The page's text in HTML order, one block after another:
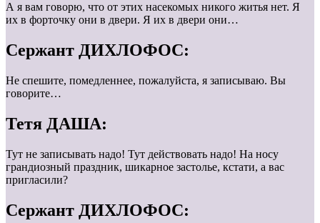
А я вам говорю, что от этих насекомых никого житья нет. Я
их в форточку они в двери. Я их в двери они…
Сержант ДИХЛОФОС:
Не спешите, помедленнее, пожалуйста, я записываю. Вы
говорите…
Тетя ДАША:
Тут не записывать надо! Тут действовать надо! На носу
грандиозный праздник, шикарное застолье, кстати, а вас
пригласили?
Сержант ДИХЛОФОС: